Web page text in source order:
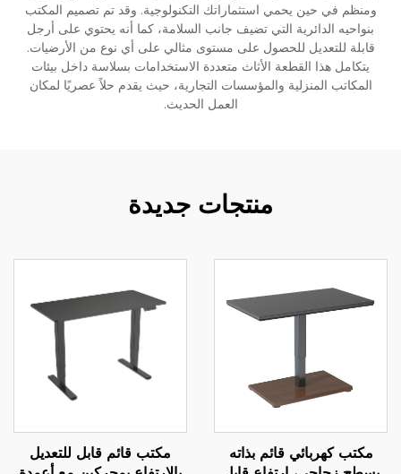
ومنظم في حين يحمي استثماراتك التكنولوجية. وقد تم تصميم المكتب
بنواحيه الدائرية التي تضيف جانب السلامة، كما أنه يحتوي على أرجل
قابلة للتعديل للحصول على مستوى مثالي على أي نوع من الأرضيات.
يتكامل هذا القطعة الأثاث متعددة الاستخدامات بسلاسة داخل بيئات
المكاتب المنزلية والمؤسسات التجارية، حيث يقدم حلاً عصريًا لمكان
العمل الحديث.
منتجات جديدة
مكتب كهربائي قائم بذاته
مكتب قائم قابل للتعديل